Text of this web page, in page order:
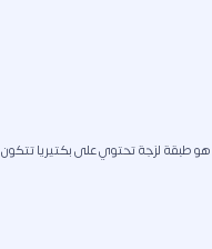
هو طبقة لزجة تحتوي على بكتيريا تتكون